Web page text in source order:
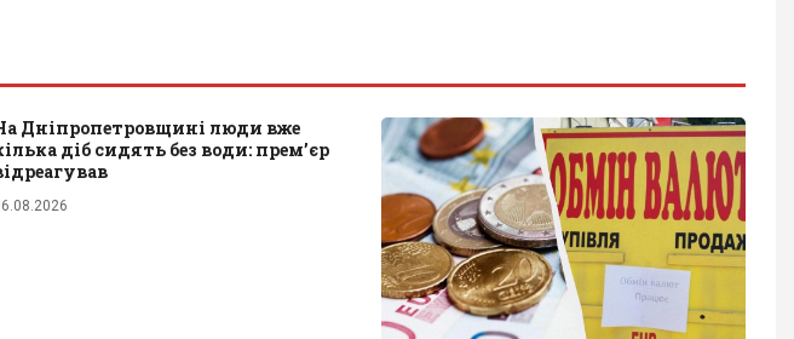
Дніпропетровщині люди вже
діб сидять без води: прем’єр